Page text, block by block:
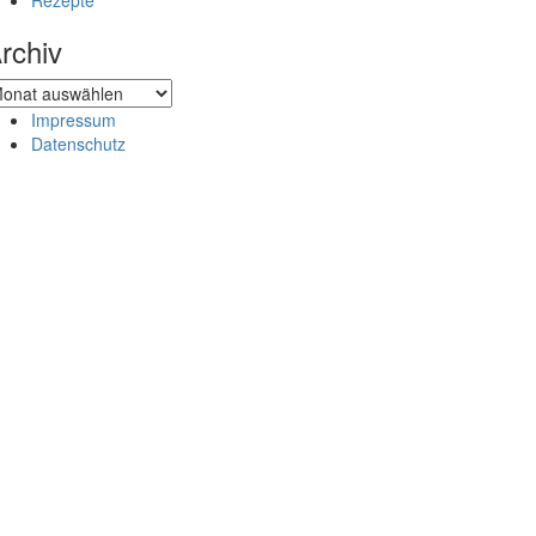
Impressum
Datenschutz